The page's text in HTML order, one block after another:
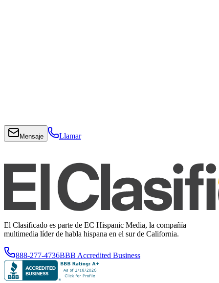
Mensaje Llamar
El Clasificado es parte de EC Hispanic Media, la compañía
multimedia líder de habla hispana en el sur de California.
888-277-4736BBB Accredited Business